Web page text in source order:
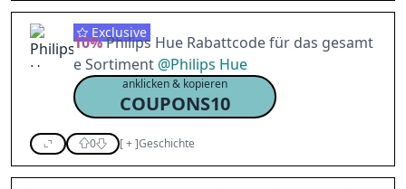
Exclusive
10%Philips Hue Rabattcode für das gesamt
e Sortiment @Philips Hue
anklicken & kopieren
COUPONS10
0 [+]Geschichte